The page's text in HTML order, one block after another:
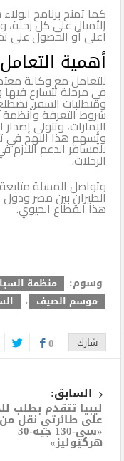
كما تمنح برنامج
الأميال على كل رحلة،
أعلى أو الحصول على
أهمية
للتعامل مع وكالة
في مرحلة تتسارع فيها
ومتطلبات السفر.
شروط التعرفة وأنظمة
الإمارات، وتتولى
ويُسهم هذا النهج في
للمسافر الدعم
الرحلات.
وتواصل المسلة
الطيران بين مصر ودول
هذا القطاع الحيوي.
وسوم: منظمة
موسم الصيف ،
شارك 0
السابق:
ليبيا تتقدم بطلب
على طائرتي نقل
«سي-130 جيه-30
هركيوليز»